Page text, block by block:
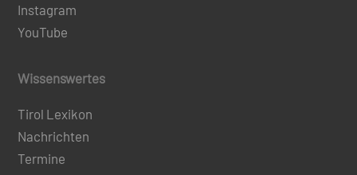
Instagram
YouTube
Wissenswertes
Tirol Lexikon
Nachrichten
Termine